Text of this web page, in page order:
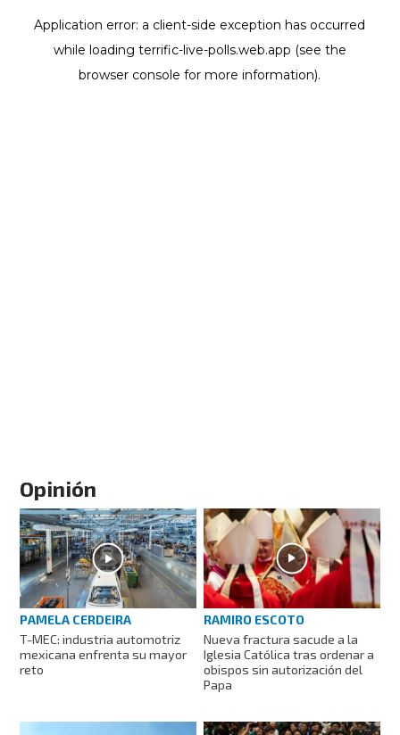
Opinión
PAMELA CERDEIRA
T-MEC: industria automotriz
mexicana enfrenta su mayor
reto
RAMIRO ESCOTO
Nueva fractura sacude a la
Iglesia Católica tras ordenar a
obispos sin autorización del
Papa